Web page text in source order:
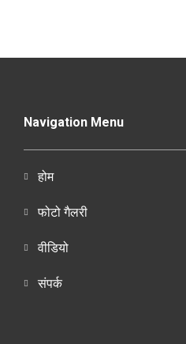
Navigation Menu
होम
फोटो गैलरी
वीडियो
संपर्क